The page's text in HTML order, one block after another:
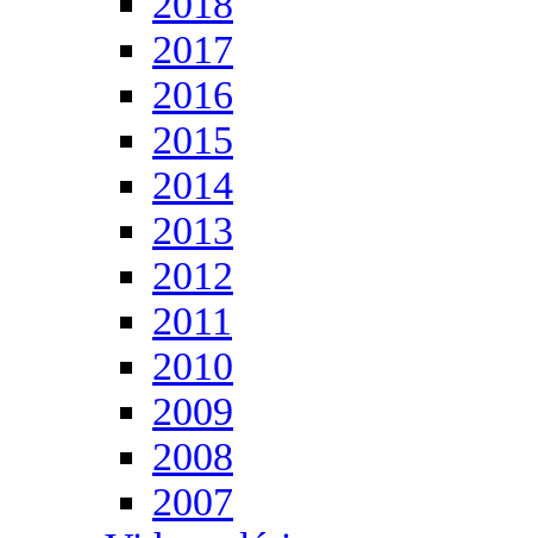
2017
2016
2015
2014
2013
2012
2011
2010
2009
2008
2007